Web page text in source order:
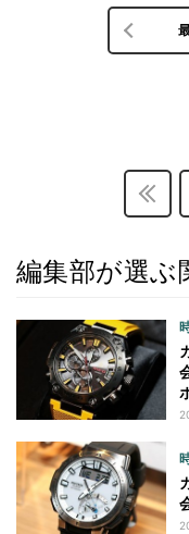
編集部が選ぶ